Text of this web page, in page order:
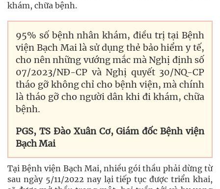
khám, chữa bệnh.
95% số bệnh nhân khám, điều trị tại Bệnh
viện Bạch Mai là sử dụng thẻ bảo hiểm y tế,
cho nên những vướng mắc mà Nghị định số
07/2023/NÐ-CP và Nghị quyết 30/NQ-CP
tháo gỡ không chỉ cho bệnh viện, mà chính
là tháo gỡ cho người dân khi đi khám, chữa
bệnh.
PGS, TS Ðào Xuân Cơ, Giám đốc Bệnh viện
Bạch Mai
Tại Bệnh viện Bạch Mai, nhiều gói thầu phải dừng từ
sau ngày 5/11/2022 nay lại tiếp tục được triển khai,